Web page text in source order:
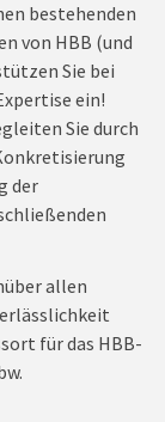
bestehenden
von HBB (und
Sie bei
ein!
Sie durch
der
allen
für das HBB-